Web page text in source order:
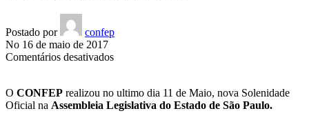
Postado por
confep
No 16 de maio de 2017
Comentários desativadosem
EM
SOLENIDADE
O CONFEP realizou no ultimo dia 11 de Maio, nova Solenidade
Oficial na Assembleia Legislativa do Estado de São Paulo.